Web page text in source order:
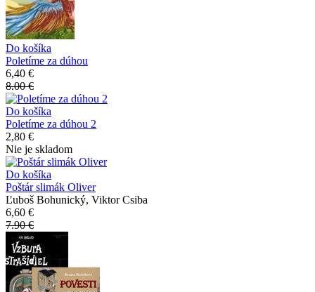
Do košíka
Poletíme za dúhou
6,40 €
8.00 €
Do košíka
Poletíme za dúhou 2
2,80 €
Nie je skladom
Do košíka
Poštár slimák Oliver
Ľuboš Bohunický, Viktor Csiba
6,60 €
7.90 €